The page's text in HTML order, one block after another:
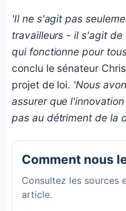
'Il ne s'agit pas
travailleurs - il s'agit de
qui fonctionne pour
conclu le sénateur
projet de loi. 'Nous
assurer que
pas au détriment de la
Comment nous
Consultez les sources
article.